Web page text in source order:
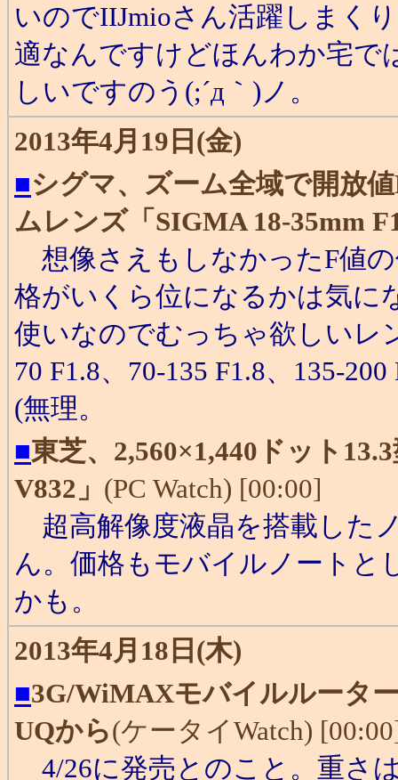
いのでIIJmioさん活躍しまく
適なんですけどほんわか宅で
しいですのう(;´д｀)ノ。
2013年4月19日(金)
■シグマ、ズーム全域で開放
ムレンズ「SIGMA 18-35mm
想像さえもしなかったF値
格がいくら位になるかは気に
使いなのでむっちゃ欲しいレ
70 F1.8、70-135 F1.8、135-
(無理。
■東芝、2,560×1,440ドット
V832」 (PC Watch) [00:00]
超高解像度液晶を搭載した
ん。価格もモバイルノートと
かも。
2013年4月18日(木)
■3G/WiMAXモバイルルータ
UQから(ケータイWatch)
4/26に発売とのこと。重さ